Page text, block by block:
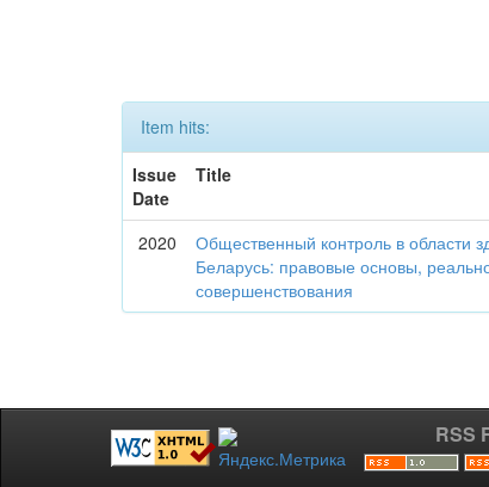
Item hits:
Issue
Date
Title
2020
Общественный контроль в области
Беларусь: правовые основы,
совершенствования
RSS